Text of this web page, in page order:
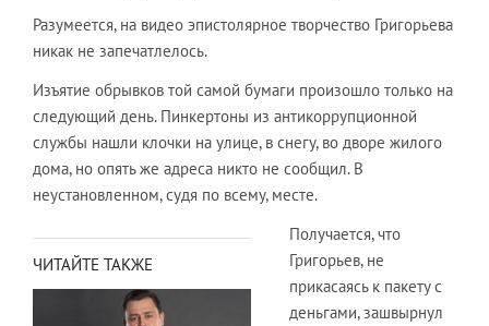
Разумеется, на видео эпистолярное творчество Григорьева
никак не запечатлелось.
Изъятие обрывков той самой бумаги произошло только на
следующий день. Пинкертоны из антикоррупционной
службы нашли клочки на улице, в снегу, во дворе жилого
дома, но опять же адреса никто не сообщил. В
неустановленном, судя по всему, месте.
ЧИТАЙТЕ ТАКЖЕ
Получается, что
Григорьев, не
прикасаясь к пакету с
деньгами, зашвырнул